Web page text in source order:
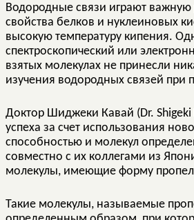
Водородные связи играют
свойства белков и нуклеиновых
высокую температуру кипения.
спектроскопический или
взятых молекулах не принесли
изучения водородных связей
Доктор Шиджеки Кавай (Dr.
успеха за счет использования
способностью и молекул
совместно с их коллегами из
молекулы, имеющие форму
Такие молекулы, называемые